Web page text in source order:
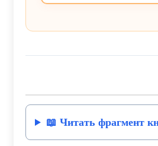
📖 Читать фрагмент